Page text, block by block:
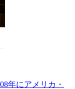
年にアメリカ・